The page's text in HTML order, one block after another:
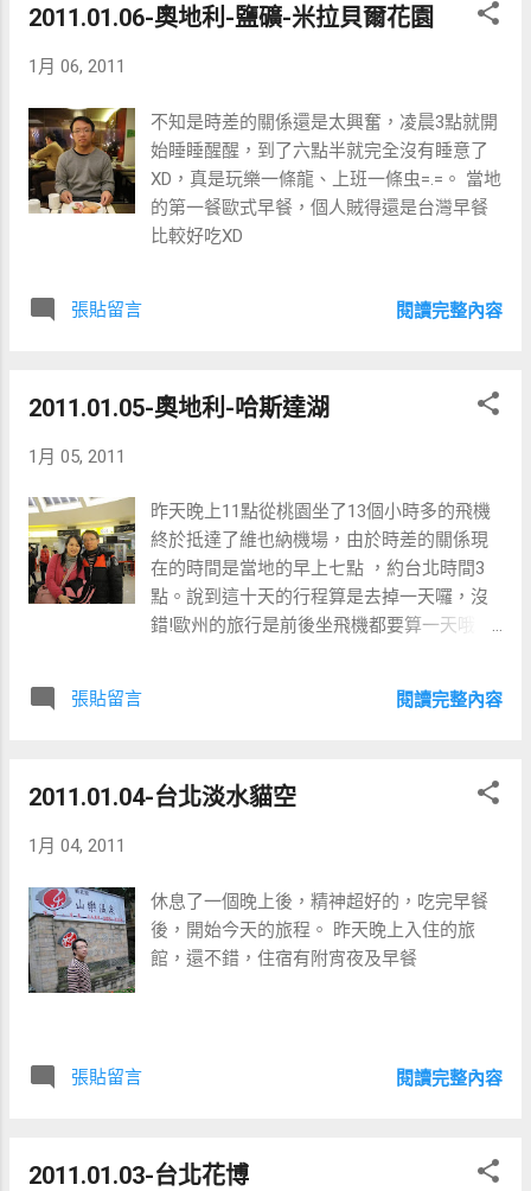
2011.01.06-奧地利-鹽礦-米拉貝爾花園
1月 06, 2011
不知是時差的關係還是太興奮，凌晨3點就開
始睡睡醒醒，到了六點半就完全沒有睡意了
XD，真是玩樂一條龍、上班一條虫=.=。 當地
的第一餐歐式早餐，個人賊得還是台灣早餐
比較好吃XD
張貼留言 閱讀完整內容
2011.01.05-奧地利-哈斯達湖
1月 05, 2011
昨天晚上11點從桃園坐了13個小時多的飛機
終於抵達了維也納機場，由於時差的關係現
在的時間是當地的早上七點 ，約台北時間3
點。說到這十天的行程算是去掉一天囉，沒
錯!歐州的旅行是前後坐飛機都要算一天哦，
張貼留言 閱讀完整內容
2011.01.04-台北淡水貓空
1月 04, 2011
休息了一個晚上後，精神超好的，吃完早餐
後，開始今天的旅程。 昨天晚上入住的旅
館，還不錯，住宿有附宵夜及早餐
張貼留言 閱讀完整內容
2011.01.03-台北花博